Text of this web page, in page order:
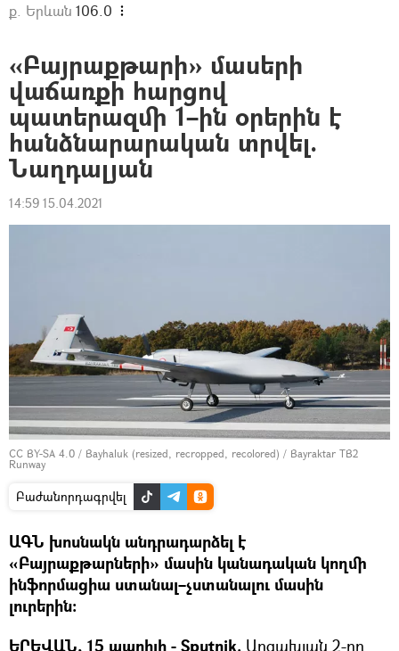
ք. Երևան 106.0
«Բայրաքթարի» մասերի
վաճառքի հարցով
պատերազմի 1–ին օրերին է
հանձնարարական տրվել.
Նաղդալյան
14:59 15.04.2021
CC BY-SA 4.0 / Bayhaluk (resized, recropped, recolored) / Bayraktar TB2
Runway
Բաժանորդագրվել
ԱԳՆ խոսնակն անդրադարձել է
«Բայրաքթարների» մասին կանադական կողմի
ինֆորմացիա ստանալ–չստանալու մասին
լուրերին։
ԵՐԵՎԱՆ, 15 ապրիլի - Sputnik. Արցախյան 2-րդ